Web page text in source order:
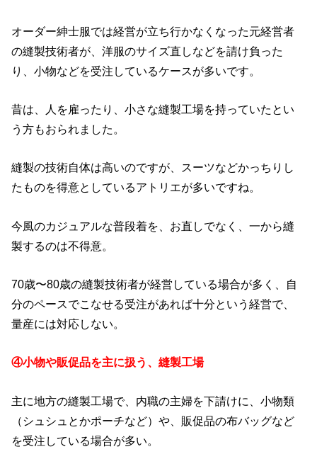
オーダー紳士服では経営が立ち行かなくなった元経営者
の縫製技術者が、洋服のサイズ直しなどを請け負った
り、小物などを受注しているケースが多いです。
昔は、人を雇ったり、小さな縫製工場を持っていたとい
う方もおられました。
縫製の技術自体は高いのですが、スーツなどかっちりし
たものを得意としているアトリエが多いですね。
今風のカジュアルな普段着を、お直しでなく、一から縫
製するのは不得意。
70歳〜80歳の縫製技術者が経営している場合が多く、自
分のペースでこなせる受注があれば十分という経営で、
量産には対応しない。
④小物や販促品を主に扱う、縫製工場
主に地方の縫製工場で、内職の主婦を下請けに、小物類
（シュシュとかポーチなど）や、販促品の布バッグなど
を受注している場合が多い。